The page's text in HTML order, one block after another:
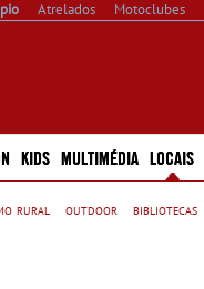
Atrelados Motoclubes
KIDS MULTIMÉDIA LOCAIS
rural outdoor bibliotecas